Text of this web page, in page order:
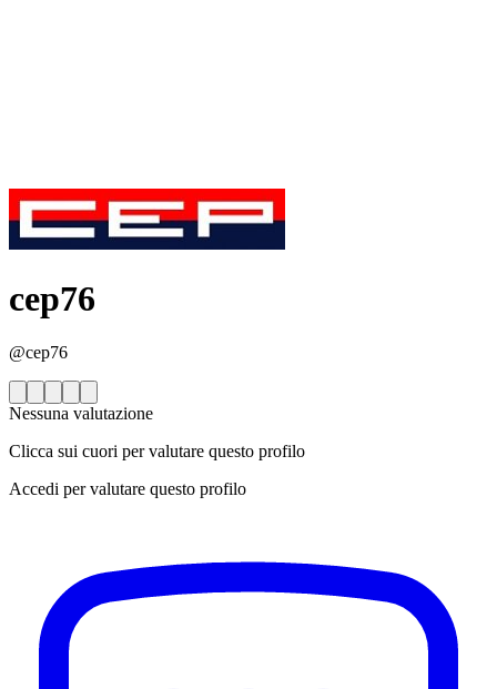
cep76
@cep76
Nessuna valutazione
Clicca sui cuori per valutare questo profilo
Accedi per valutare questo profilo